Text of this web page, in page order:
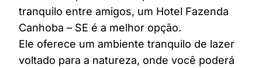
tranquilo entre amigos, um Hotel Fazenda
Canhoba – SE é a melhor opção.
Ele oferece um ambiente tranquilo de lazer
voltado para a natureza, onde você poderá